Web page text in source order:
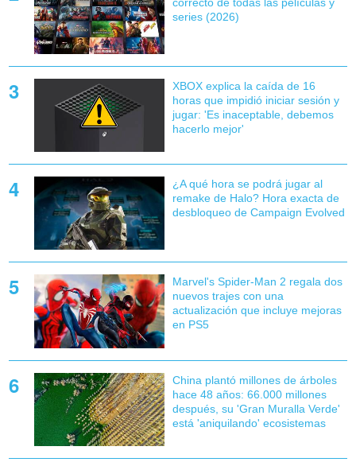
series (2026)
XBOX explica la caída de 16
horas que impidió iniciar sesión y
jugar: 'Es inaceptable, debemos
hacerlo mejor'
¿A qué hora se podrá jugar al
remake de Halo? Hora exacta de
desbloqueo de Campaign Evolved
Marvel's Spider-Man 2 regala dos
nuevos trajes con una
actualización que incluye mejoras
en PS5
China plantó millones de árboles
hace 48 años: 66.000 millones
después, su 'Gran Muralla Verde'
está 'aniquilando' ecosistemas